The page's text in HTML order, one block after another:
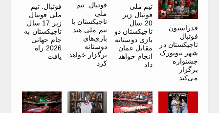
فدراسیون
فوتبال
تاجیکستان در
شهر نیویورک
جشنواره‌
برگزار
می‌کند
تیم ملی
فوتبال زیر
20 سال
تاجیکستان دو
بازی دوستانه
مقابل عمان
انجام خواهد
داد
فوتبال. تیم
ملی
تاجیکستان با
تیم ملی هند
بازی‌های
دوستانه
برگزار خواهد
کرد
فوتبال. تیم
ملی فوتبال
زیر 17 سال
تاجیکستان به
جام جهانی
2026 راه
یافت